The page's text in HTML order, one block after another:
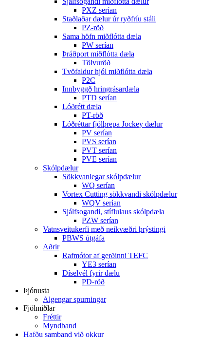
PXZ serían
Staðlaðar dælur úr ryðfríu stáli
PZ-röð
Sama höfn miðflótta dæla
PW serían
Þráðport miðflótta dæla
Tölvuröð
Tvöfaldur hjól miðflótta dæla
P2C
Innbyggð hringrásardæla
PTD serían
Lóðrétt dæla
PT-röð
Lóðréttar fjölþrepa Jockey dælur
PV serían
PVS serían
PVT serían
PVE serían
Skólpdælur
Sökkvanlegar skólpdælur
WQ serían
Vortex Cutting sökkvandi skólpdælur
WQV serían
Sjálfsogandi, stíflulaus skólpdæla
PZW serían
Vatnsveitukerfi með neikvæðri þrýstingi
PBWS útgáfa
Aðrir
Rafmótor af gerðinni TEFC
YE3 serían
Díselvél fyrir dælu
PD-röð
Þjónusta
Algengar spurningar
Fjölmiðlar
Fréttir
Myndband
Hafðu samband við okkur